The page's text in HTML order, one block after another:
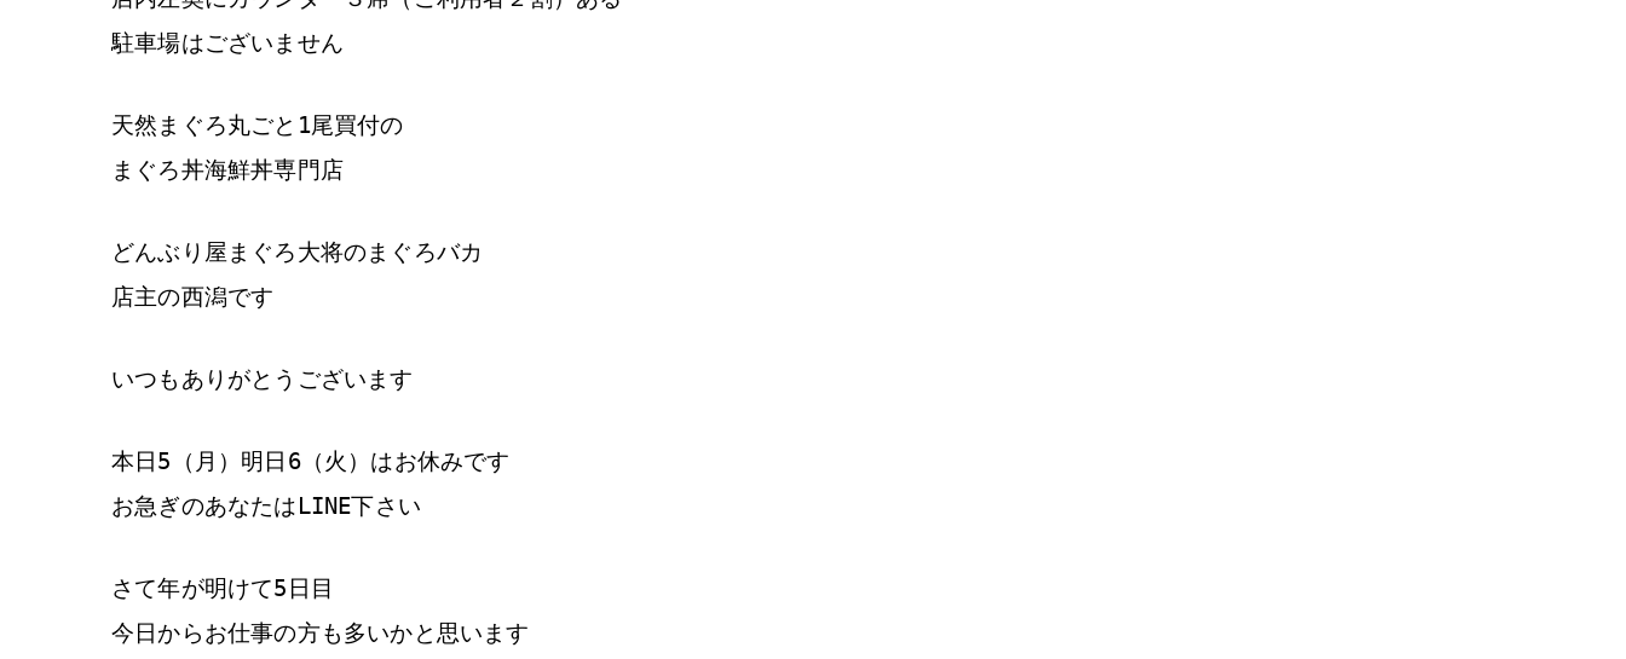
駐車場はございません
天然まぐろ丸ごと1尾買付の
まぐろ丼海鮮丼専門店
どんぶり屋まぐろ大将のまぐろバカ
店主の西潟です
いつもありがとうございます
本日5（月）明日6（火）はお休みです
お急ぎのあなたはLINE下さい
さて年が明けて5日目
今日からお仕事の方も多いかと思います